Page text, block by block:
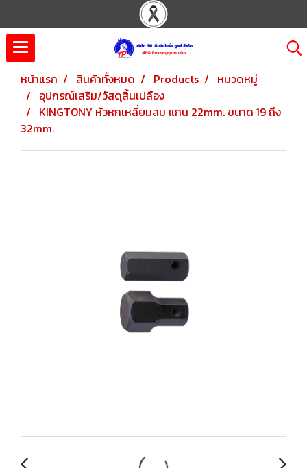
หน้าแรก สินค้าทั้งหมด Products
หมวดหมู่
อุปกรณ์เสริม/วัสดุสิ้นเปลือง
KINGTONY หัวหกเหลี่ยมลม แกน 22mm. ขนาด 19 ถึง
32mm.